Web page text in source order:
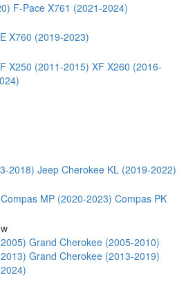
F-Pace X761 (2021-2024)
X760 (2019-2023)
X250 (2011-2015) XF X260 (2016-
2018) Jeep Cherokee KL (2019-2022)
Compas MP (2020-2023) Compas PK
Grand Cherokee (2005-2010)
Grand Cherokee (2013-2019)